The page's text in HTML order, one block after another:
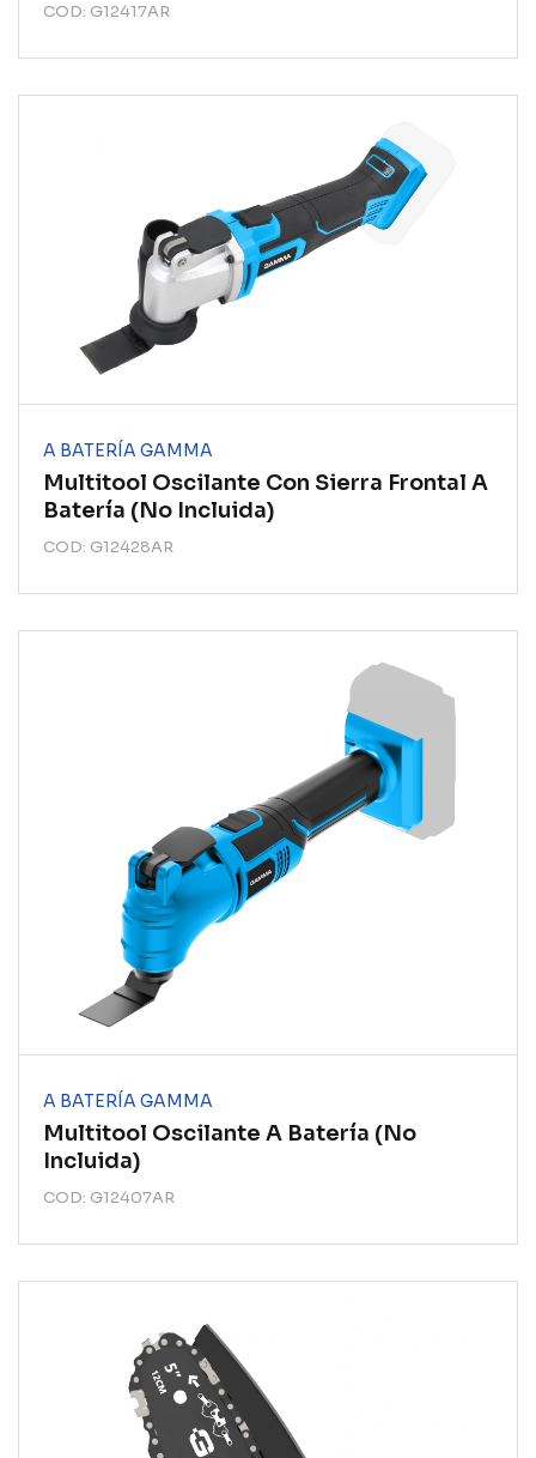
COD: G12417AR
A BATERÍA GAMMA
Multitool Oscilante Con Sierra Frontal A
Batería (no Incluida)
COD: G12428AR
A BATERÍA GAMMA
Multitool Oscilante A Batería (no
Incluida)
COD: G12407AR